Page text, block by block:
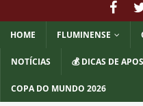
HOME FLUMINENSE
NOTÍCIAS 💰 DICAS DE
COPA DO MUNDO 2026